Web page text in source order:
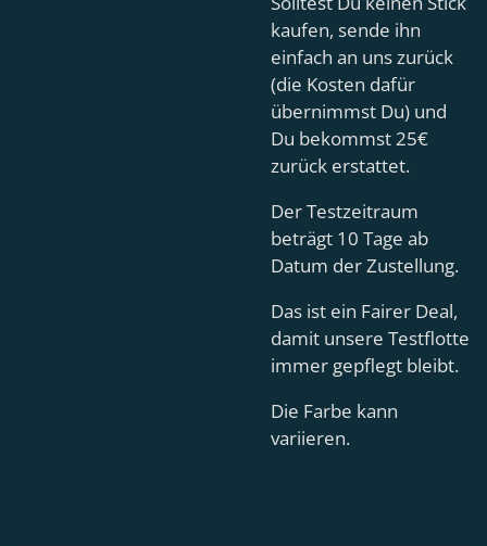
kaufen, sende ihn
einfach an uns zurück
(die Kosten dafür
übernimmst Du) und
Du bekommst 25€
zurück erstattet.
Der Testzeitraum
beträgt 10 Tage ab
Datum der Zustellung.
Das ist ein Fairer Deal,
damit unsere Testflotte
immer gepflegt bleibt.
Die Farbe kann
variieren.